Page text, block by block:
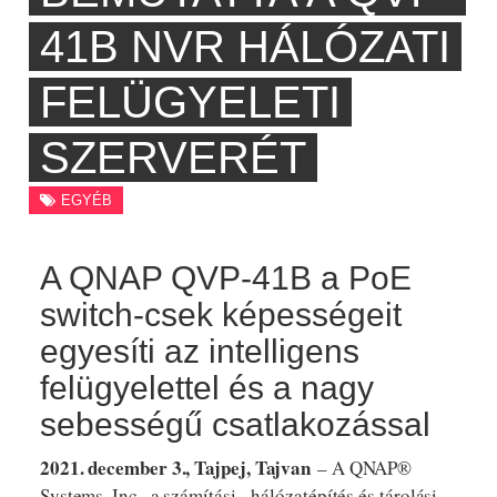
41B NVR HÁLÓZATI
FELÜGYELETI
SZERVERÉT
EGYÉB
A QNAP QVP-41B a PoE
switch-csek képességeit
egyesíti az intelligens
felügyelettel és a nagy
sebességű csatlakozással
2021. december 3., Tajpej, Tajvan – A QNAP®